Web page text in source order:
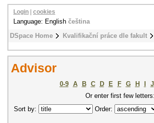
DSpace Home Kvalifikační práce dle fakult
Login cookies
Language: English čeština
Advisor
0-9 A B C D E F G H J
Or enter first few letters:
Sort by:
Order: